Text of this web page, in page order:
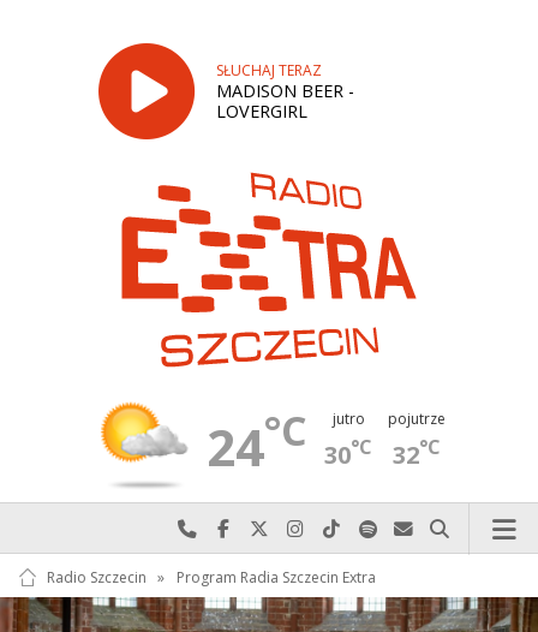
SŁUCHAJ TERAZ
MADISON BEER -
LOVERGIRL
24°C jutro
30°C
pojutrze
32°C
Najlepiej po prostu do nas zadzwoń
Odwiedź nas na Facebook-u
Odwiedź nas na X
Odwiedź nas na Instagram-ie
Odwiedź nas na TikTok-u
Szukaj nas na Spotify
Wyślij do nas
Szukaj
Radio Szczecin » Program Radia Szczecin Extra